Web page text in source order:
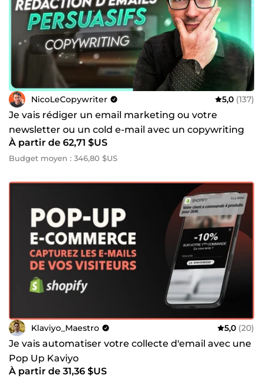
NicoLeCopywriter 5,0 (137)
Je vais rédiger un email marketing ou votre
newsletter ou un cold e-mail avec un copywriting
professionnel
À partir de 62,71 $US
Budget moyen : 346,80 $US
Klaviyo_Maestro 5,0 (20)
Je vais automatiser votre collecte d'email avec une
Pop Up Kaviyo
À partir de 31,36 $US